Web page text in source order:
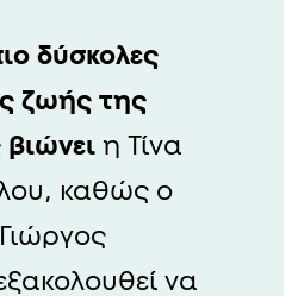
δύσκολες
ζωής της
η Τίνα
καθώς ο
να